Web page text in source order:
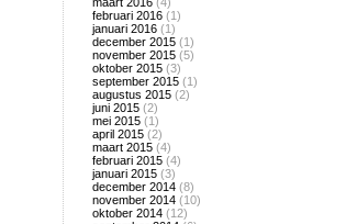
februari 2016 (1)
januari 2016 (1)
december 2015 (1)
november 2015 (5)
oktober 2015 (3)
september 2015 (1)
augustus 2015 (2)
juni 2015 (2)
mei 2015 (1)
april 2015 (2)
maart 2015 (4)
februari 2015 (4)
januari 2015 (3)
december 2014 (8)
november 2014 (10)
oktober 2014 (12)